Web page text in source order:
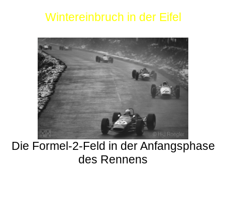
Wintereinbruch in der Eifel
Die Formel-2-Feld in der Anfangsphase
des Rennens